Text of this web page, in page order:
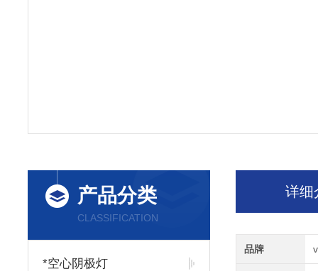
产品分类
CLASSIFICATION
*空心阴极灯
详细
品牌